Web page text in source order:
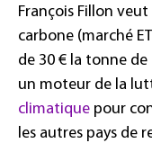
François Fillon
carbone (marché
de 30 € la tonne de
un moteur de la
climatique pour
les autres pays de